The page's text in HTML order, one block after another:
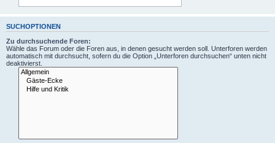
SUCHOPTIONEN
Zu durchsuchende Foren:
Wähle das Forum oder die Foren aus, in denen gesucht werden soll. Unterforen werden
automatisch mit durchsucht, sofern du die Option „Unterforen durchsuchen“ unten nicht
deaktivierst.